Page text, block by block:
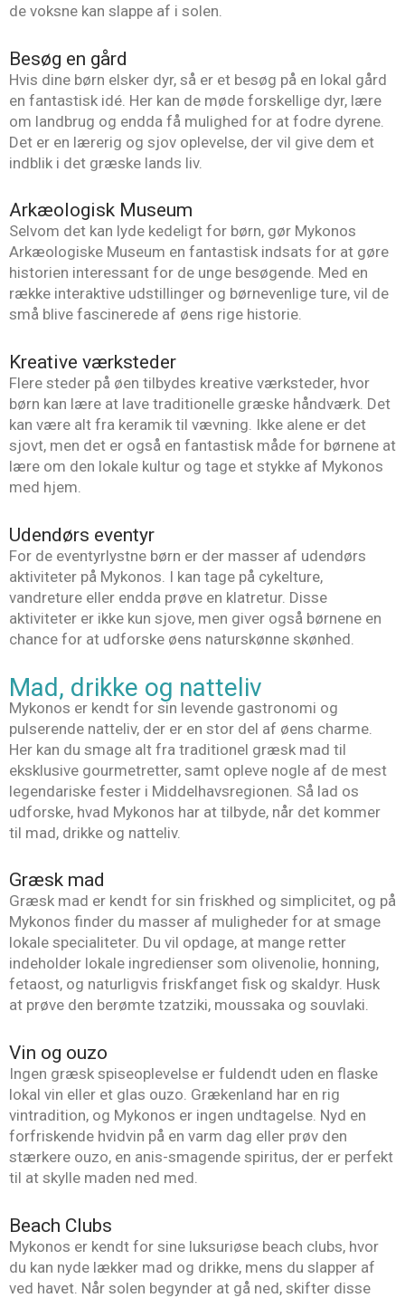
de voksne kan slappe af i solen.
Besøg en gård
Hvis dine børn elsker dyr, så er et besøg på en lokal gård
en fantastisk idé. Her kan de møde forskellige dyr, lære
om landbrug og endda få mulighed for at fodre dyrene.
Det er en lærerig og sjov oplevelse, der vil give dem et
indblik i det græske lands liv.
Arkæologisk Museum
Selvom det kan lyde kedeligt for børn, gør Mykonos
Arkæologiske Museum en fantastisk indsats for at gøre
historien interessant for de unge besøgende. Med en
række interaktive udstillinger og børnevenlige ture, vil de
små blive fascinerede af øens rige historie.
Kreative værksteder
Flere steder på øen tilbydes kreative værksteder, hvor
børn kan lære at lave traditionelle græske håndværk. Det
kan være alt fra keramik til vævning. Ikke alene er det
sjovt, men det er også en fantastisk måde for børnene at
lære om den lokale kultur og tage et stykke af Mykonos
med hjem.
Udendørs eventyr
For de eventyrlystne børn er der masser af udendørs
aktiviteter på Mykonos. I kan tage på cykelture,
vandreture eller endda prøve en klatretur. Disse
aktiviteter er ikke kun sjove, men giver også børnene en
chance for at udforske øens naturskønne skønhed.
Mad, drikke og natteliv
Mykonos er kendt for sin levende gastronomi og
pulserende natteliv, der er en stor del af øens charme.
Her kan du smage alt fra traditionel græsk mad til
eksklusive gourmetretter, samt opleve nogle af de mest
legendariske fester i Middelhavsregionen. Så lad os
udforske, hvad Mykonos har at tilbyde, når det kommer
til mad, drikke og natteliv.
Græsk mad
Græsk mad er kendt for sin friskhed og simplicitet, og på
Mykonos finder du masser af muligheder for at smage
lokale specialiteter. Du vil opdage, at mange retter
indeholder lokale ingredienser som olivenolie, honning,
fetaost, og naturligvis friskfanget fisk og skaldyr. Husk
at prøve den berømte tzatziki, moussaka og souvlaki.
Vin og ouzo
Ingen græsk spiseoplevelse er fuldendt uden en flaske
lokal vin eller et glas ouzo. Grækenland har en rig
vintradition, og Mykonos er ingen undtagelse. Nyd en
forfriskende hvidvin på en varm dag eller prøv den
stærkere ouzo, en anis-smagende spiritus, der er perfekt
til at skylle maden ned med.
Beach Clubs
Mykonos er kendt for sine luksuriøse beach clubs, hvor
du kan nyde lækker mad og drikke, mens du slapper af
ved havet. Når solen begynder at gå ned, skifter disse